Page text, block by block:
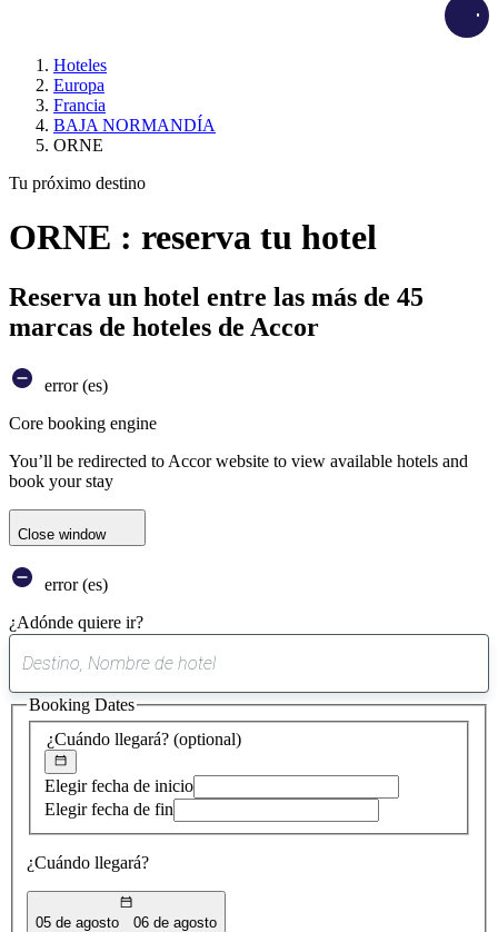
Hoteles
Europa
Francia
BAJA NORMANDÍA
ORNE
Tu próximo destino
ORNE : reserva tu hotel
Reserva un hotel entre las más de 45
marcas de hoteles de Accor
error (es)
Core booking engine
You’ll be redirected to Accor website to view available hotels and
book your stay
Close window
error (es)
¿Adónde quiere ir?
sugerencia
encontrada
¿Cuándo llegará? (optional)
Elegir fecha de inicio
Elegir fecha de fin
¿Cuándo llegará?
05 de agosto 06 de agosto
Booking Dates